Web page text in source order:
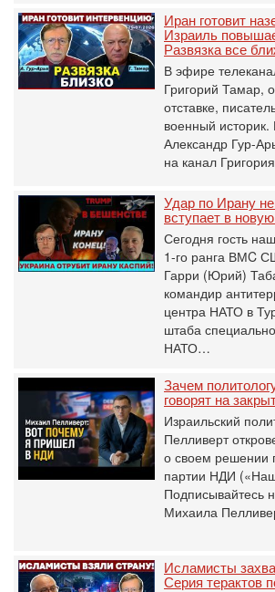
Иран готовит
Израиль
Развязка все
В эфире
Григорий Тамар,
отставке,
военный
Александр Гур-
на канал
Удар по Ирану
вступает в
Сегодня гость
1-го ранга ВМC
Гарри (Юрий)
командир
центра НАТО в
штаба
НАТО…
Зачем
говорят на
Израильский
Пелливерт
о своем решении
партии НДИ
Подписывайтесь
Михаила
Исламисты
Серия терактов